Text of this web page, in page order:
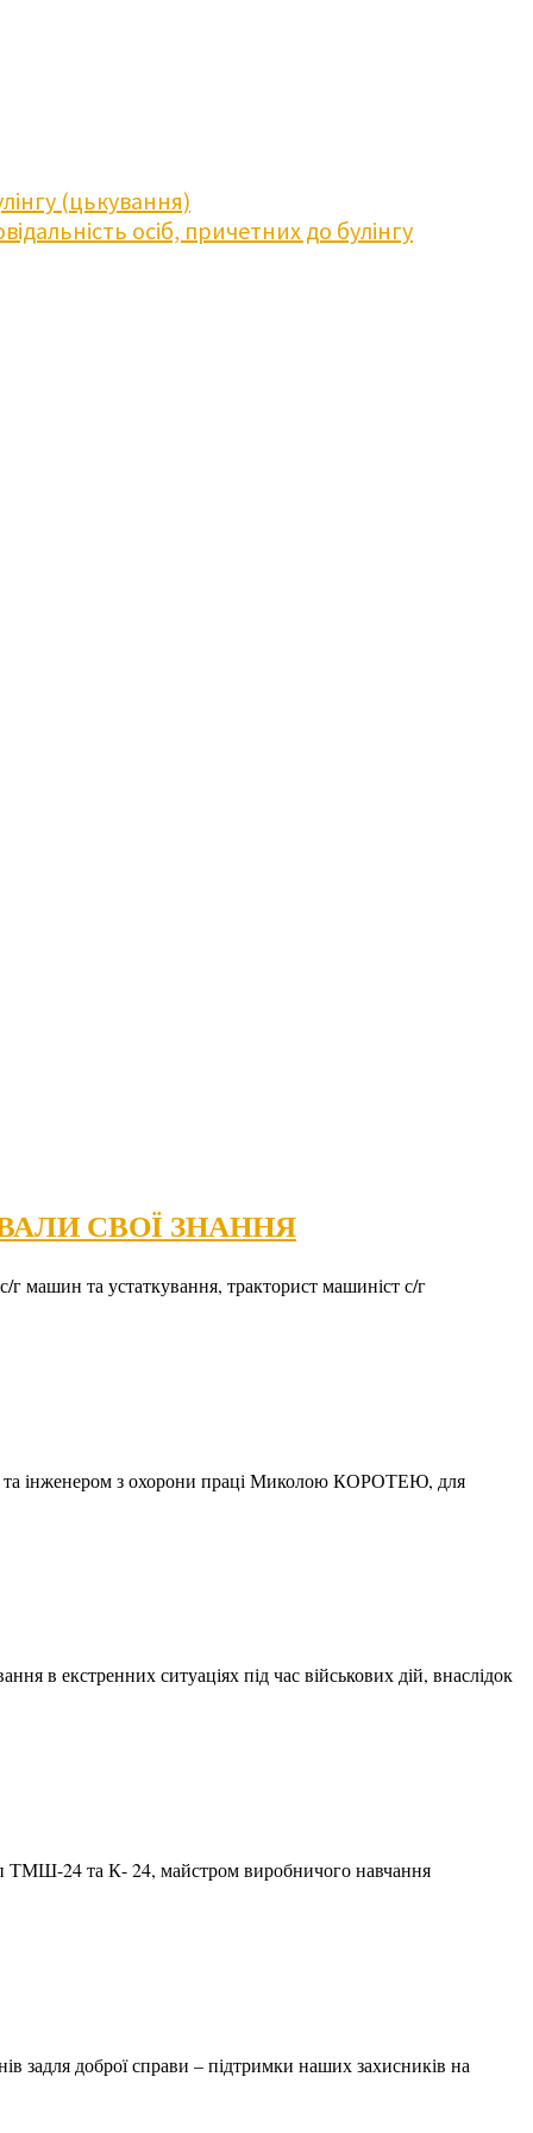
(цькування)
осіб, причетних до булінгу
СВОЇ ЗНАННЯ
г машин та устаткування, тракторист машиніст с/г
інженером з охорони праці Миколою КОРОТЕЮ, для
в екстренних ситуаціях під час військових дій, внаслідок
ТМШ-24 та К- 24, майстром виробничого навчання
задля доброї справи – підтримки наших захисників на